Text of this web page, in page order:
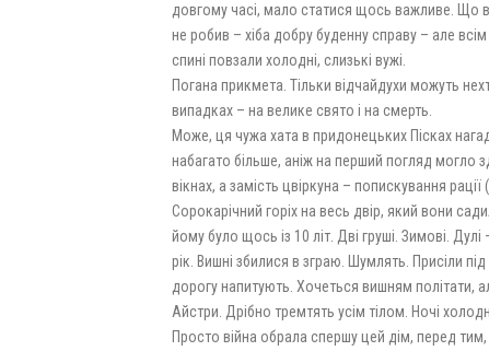
довгому часі, мало статися щось важливе. Що
не робив – хіба добру буденну справу – але
спині повзали холодні, слизькі вужі.
Погана прикмета. Тільки відчайдухи можуть
випадках – на велике свято і на смерть.
Може, ця чужа хата в придонецьких Пісках
набагато більше, аніж на перший погляд могло
вікнах, а замість цвіркуна – попискування
Сорокарічний горіх на весь двір, який вони
йому було щось із 10 літ. Дві груші. Зимові.
рік. Вишні збилися в зграю. Шумлять. Присіли
дорогу напитують. Хочеться вишням політати,
Айстри. Дрібно тремтять усім тілом. Ночі
Просто війна обрала спершу цей дім, перед